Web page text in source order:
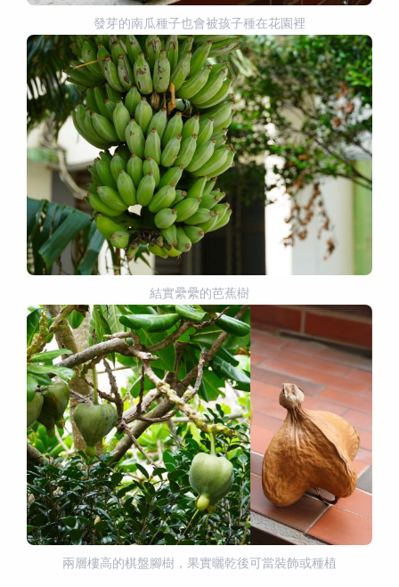
發芽的南瓜種子也會被孩子種在花園裡
結實纍纍的芭蕉樹
兩層樓高的棋盤腳樹，果實曬乾後可當裝飾或種植